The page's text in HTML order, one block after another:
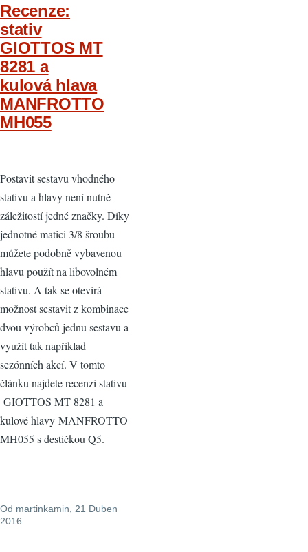
Recenze:
stativ
GIOTTOS MT
8281 a
kulová hlava
MANFROTTO
MH055
Postavit sestavu vhodného
stativu a hlavy není nutně
záležitostí jedné značky. Díky
jednotné matici 3/8 šroubu
můžete podobně vybavenou
hlavu použít na libovolném
stativu. A tak se otevírá
možnost sestavit z kombinace
dvou výrobců jednu sestavu a
využít tak například
sezónních akcí. V tomto
článku najdete recenzi stativu
GIOTTOS MT 8281 a
kulové hlavy MANFROTTO
MH055 s destičkou Q5.
Od martinkamin , 21 Duben
2016